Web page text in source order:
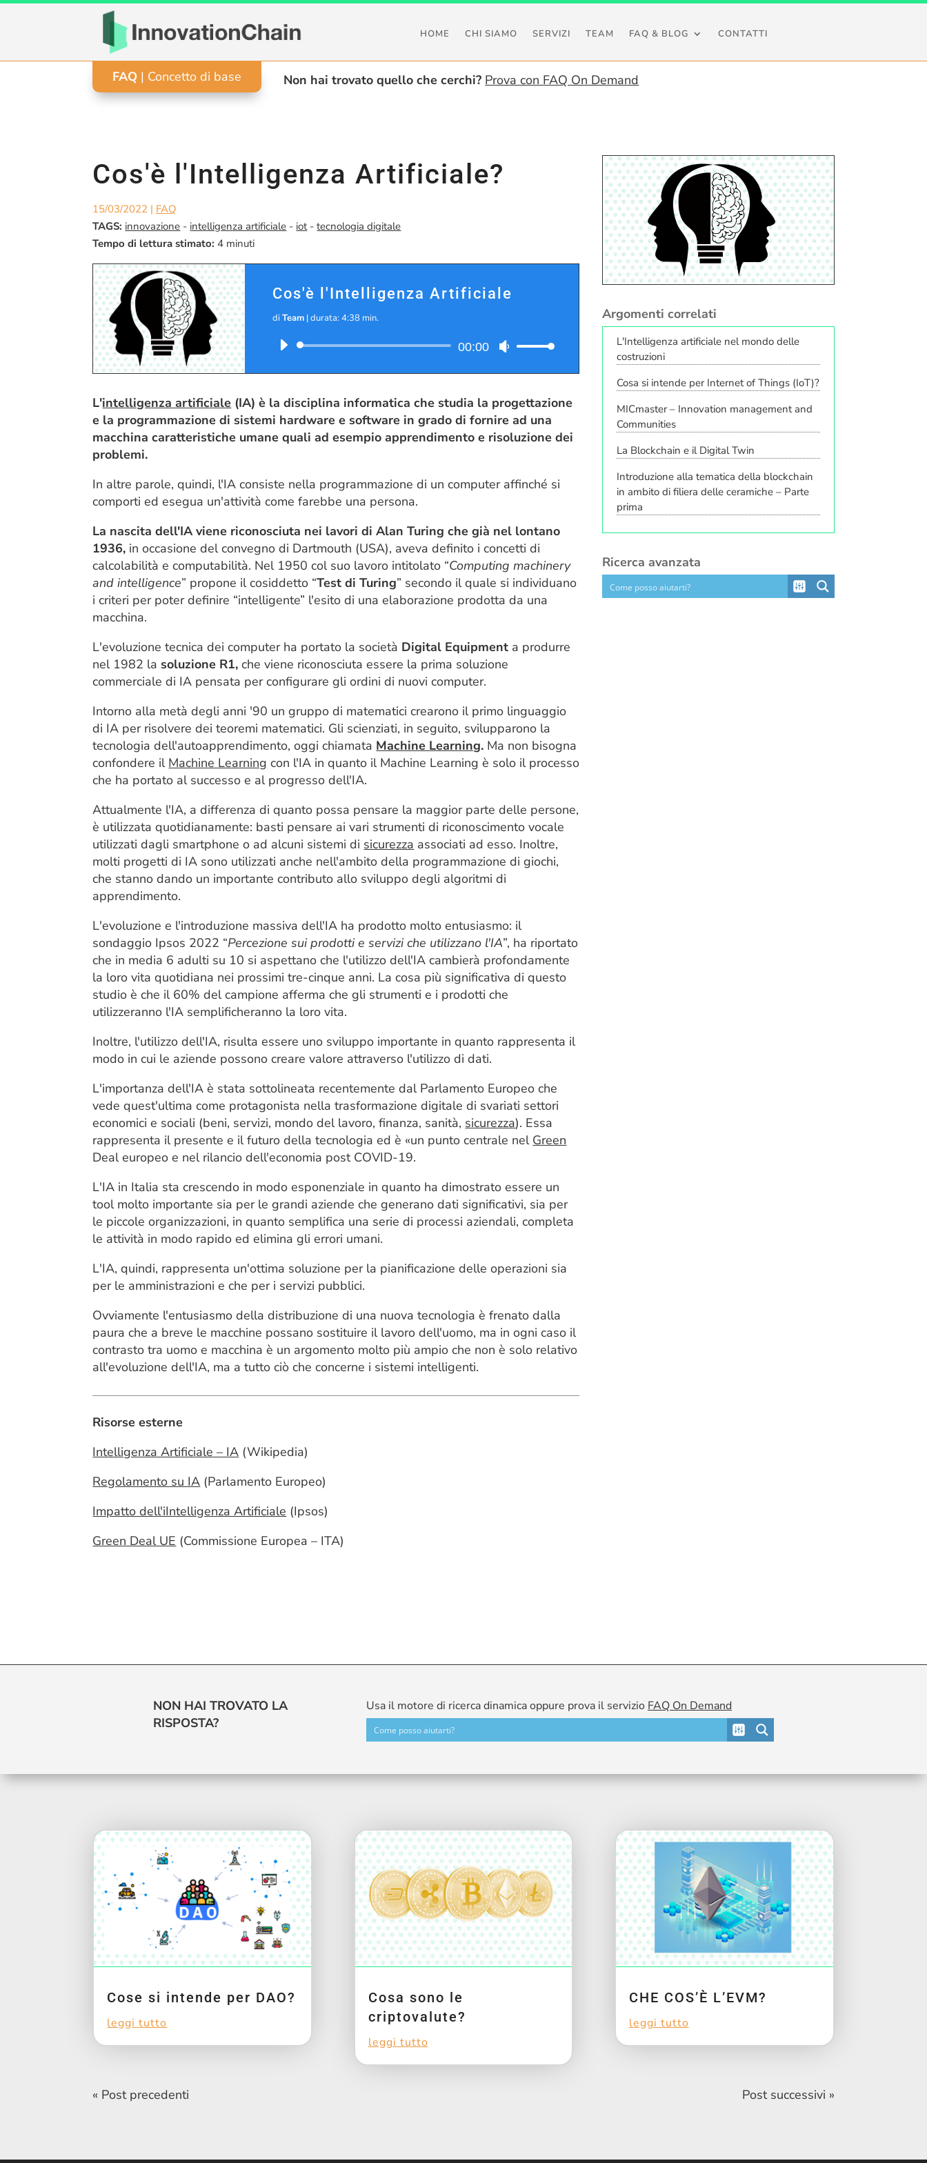
HOME CHI SIAMO SERVIZI TEAM FAQ & BLOG CONTATTI
FAQ | Concetto di base Non hai trovato quello che cerchi? Prova con FAQ On Demand
Cos'è l'Intelligenza Artificiale?
15/03/2022 | FAQ
TAGS: innovazione - intelligenza artificiale - iot-tecnologia digitale
Tempo di lettura stimato: 4 minuti
Cos'è l'Intelligenza Artificiale
diTeam |durata: 4:38 min.
Audio
00:00
Usa
freccia
su/giù
per
diminuire
L'intelligenza artificiale (IA) è la disciplina informatica che studia la progettazione
e la programmazione di sistemi hardware e software in grado di fornire ad una
macchina caratteristiche umane quali ad esempio apprendimento e risoluzione dei
problemi.
In altre parole, quindi, l'IA consiste nella programmazione di un computer affinché si
comporti ed esegua un'attività come farebbe una persona.
La nascita dell'IA viene riconosciuta nei lavori di Alan Turing che già nel lontano
1936, in occasione del convegno di Dartmouth (USA), aveva definito i concetti di
calcolabilità e computabilità. Nel 1950 col suo lavoro intitolato “Computing machinery
and intelligence” propone il cosiddetto “Test di Turing” secondo il quale si individuano
i criteri per poter definire “intelligente” l'esito di una elaborazione prodotta da una
macchina.
L'evoluzione tecnica dei computer ha portato la società Digital Equipment a produrre
nel 1982 la soluzione R1, che viene riconosciuta essere la prima soluzione
commerciale di IA pensata per configurare gli ordini di nuovi computer.
Intorno alla metà degli anni '90 un gruppo di matematici crearono il primo linguaggio
di IA per risolvere dei teoremi matematici. Gli scienziati, in seguito, svilupparono la
tecnologia dell'autoapprendimento, oggi chiamata Machine Learning. Ma non bisogna
confondere il Machine Learning con l'IA in quanto il Machine Learning è solo il processo
che ha portato al successo e al progresso dell'IA.
Attualmente l'IA, a differenza di quanto possa pensare la maggior parte delle persone,
è utilizzata quotidianamente: basti pensare ai vari strumenti di riconoscimento vocale
utilizzati dagli smartphone o ad alcuni sistemi di sicurezza associati ad esso. Inoltre,
molti progetti di IA sono utilizzati anche nell'ambito della programmazione di giochi,
che stanno dando un importante contributo allo sviluppo degli algoritmi di
apprendimento.
L'evoluzione e l'introduzione massiva dell'IA ha prodotto molto entusiasmo: il
sondaggio Ipsos 2022 “Percezione sui prodotti e servizi che utilizzano l'IA”, ha riportato
che in media 6 adulti su 10 si aspettano che l'utilizzo dell'IA cambierà profondamente
la loro vita quotidiana nei prossimi tre-cinque anni. La cosa più significativa di questo
studio è che il 60% del campione afferma che gli strumenti e i prodotti che
utilizzeranno l'IA semplificheranno la loro vita.
Inoltre, l'utilizzo dell'IA, risulta essere uno sviluppo importante in quanto rappresenta il
modo in cui le aziende possono creare valore attraverso l'utilizzo di dati.
L'importanza dell'IA è stata sottolineata recentemente dal Parlamento Europeo che
vede quest'ultima come protagonista nella trasformazione digitale di svariati settori
economici e sociali (beni, servizi, mondo del lavoro, finanza, sanità, sicurezza). Essa
rappresenta il presente e il futuro della tecnologia ed è «un punto centrale nel Green
Deal europeo e nel rilancio dell'economia post COVID-19.
L'IA in Italia sta crescendo in modo esponenziale in quanto ha dimostrato essere un
tool molto importante sia per le grandi aziende che generano dati significativi, sia per
le piccole organizzazioni, in quanto semplifica una serie di processi aziendali, completa
le attività in modo rapido ed elimina gli errori umani.
L'IA, quindi, rappresenta un'ottima soluzione per la pianificazione delle operazioni sia
per le amministrazioni e che per i servizi pubblici.
Ovviamente l'entusiasmo della distribuzione di una nuova tecnologia è frenato dalla
paura che a breve le macchine possano sostituire il lavoro dell'uomo, ma in ogni caso il
contrasto tra uomo e macchina è un argomento molto più ampio che non è solo relativo
all'evoluzione dell'IA, ma a tutto ciò che concerne i sistemi intelligenti.
Risorse esterne
Intelligenza Artificiale – IA (Wikipedia)
Regolamento su IA (Parlamento Europeo)
Impatto dell'iIntelligenza Artificiale (Ipsos)
Green Deal UE (Commissione Europea – ITA)
Argomenti correlati
L'Intelligenza artificiale nel mondo delle
costruzioni
Cosa si intende per Internet of Things (IoT)?
MICmaster – Innovation management and
Communities
La Blockchain e il Digital Twin
Introduzione alla tematica della blockchain
in ambito di filiera delle ceramiche – Parte
prima
Ricerca avanzata
NON HAI TROVATO LA
RISPOSTA?
Usa il motore di ricerca dinamica oppure prova il servizio FAQ On Demand
Cose si intende per DAO?
leggi tutto
Cosa sono le
criptovalute?
leggi tutto
CHE COS’È L’EVM?
leggi tutto
« Post precedenti Post successivi »